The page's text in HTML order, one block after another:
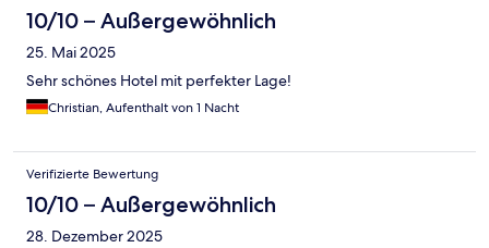
10/10 – Außergewöhnlich
25. Mai 2025
Sehr schönes Hotel mit perfekter Lage!
Christian, Aufenthalt von 1 Nacht
Verifizierte Bewertung
10/10 – Außergewöhnlich
28. Dezember 2025